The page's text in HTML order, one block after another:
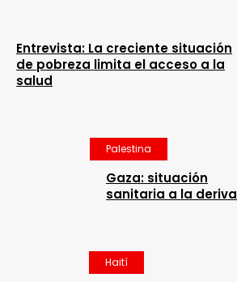
Entrevista: La creciente situación
de pobreza limita el acceso a la
salud
Palestina
Gaza: situación
sanitaria a la deriva
Haití